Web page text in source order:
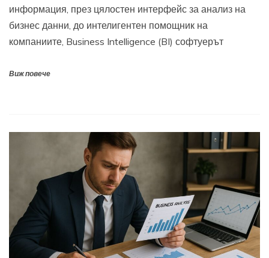
информация, през цялостен интерфейс за анализ на
бизнес данни, до интелигентен помощник на
компаниите, Business Intelligence (BI) софтуерът
Виж повече